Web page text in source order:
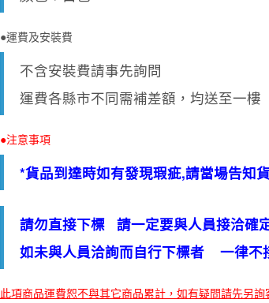
●運費及安裝費
不含安裝費請事先詢問
運費各縣市不同需補差額，均送至一樓
●注意事項
*貨品到達時如有發現瑕疵,請當場告知
請勿直接下標 請一定要與人員接洽確
如未與人員洽詢而自行下標者 一律不
此項商品運費恕不與其它商品累計，如有疑問請先另詢